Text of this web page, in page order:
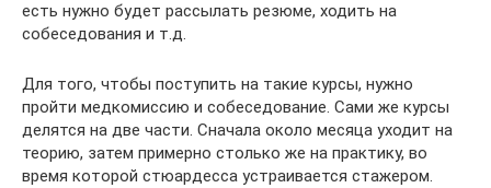
есть нужно будет рассылать резюме, ходить на
собеседования и т.д.
Для того, чтобы поступить на такие курсы, нужно
пройти медкомиссию и собеседование. Сами же курсы
делятся на две части. Сначала около месяца уходит на
теорию, затем примерно столько же на практику, во
время которой стюардесса устраивается стажером.